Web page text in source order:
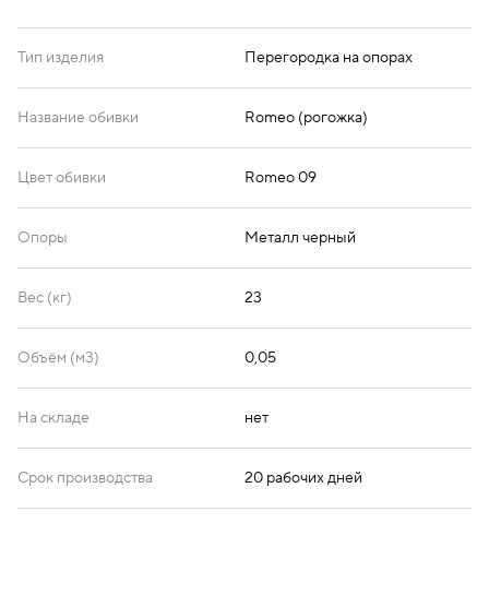
Тип изделия Перегородка на опорах
Название обивки Romeo (рогожка)
Цвет обивки Romeo 09
Опоры Металл черный
Вес (кг) 23
Объём (м3) 0,05
На складе нет
Срок производства 20 рабочих дней